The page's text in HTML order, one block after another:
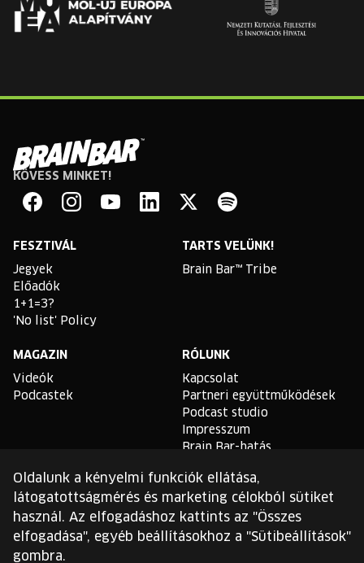
Brain
Bar
KÖVESS MINKET!
FESZTIVÁL
Jegyek
Előadók
1+1=3?
'No list' Policy
TARTS VELÜNK!
Brain Bar™ Tribe
MAGAZIN
Videók
Podcastek
RÓLUNK
Kapcsolat
Partneri együttműködések
Podcast studio
Impresszum
Brain Bar-hatás
TLDR
Általános Szerződési
Feltételek
Sütikezelési Szabályzat
Adatvédelmi Szabályzat
Oldalunk a kényelmi funkciók ellátása,
látogatottságmérés és marketing célokból sütiket
használ. Az elfogadáshoz kattints az "Összes
elfogadása", egyéb beállításokhoz a "Sütibeállítások"
gombra.